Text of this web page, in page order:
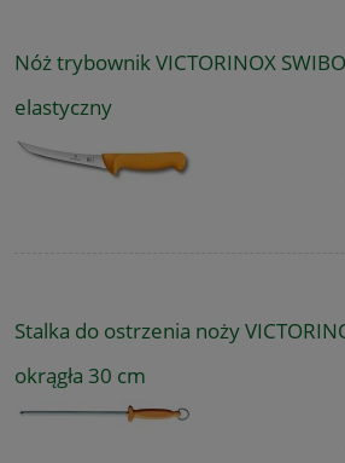
Nóż trybownik VICTORINOX
elastyczny
Stalka do ostrzenia noży
okrągła 30 cm